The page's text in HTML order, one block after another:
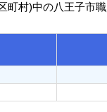
町村)中の八王子市